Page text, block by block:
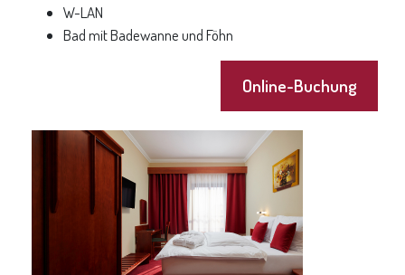
W-LAN
Bad mit Badewanne und Föhn
Online-Buchung